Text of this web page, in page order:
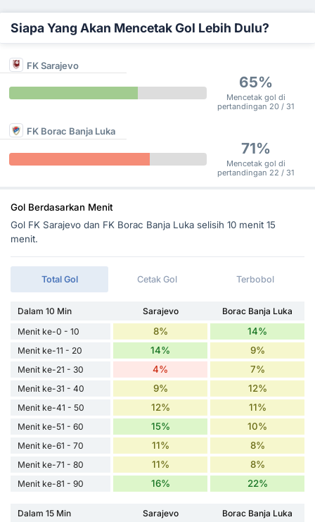
Siapa Yang Akan Mencetak Gol Lebih Dulu?
FK Sarajevo
65%
Mencetak gol di
pertandingan 20 / 31
FK Borac Banja Luka
71%
Mencetak gol di
pertandingan 22 / 31
Gol Berdasarkan Menit
Gol FK Sarajevo dan FK Borac Banja Luka selisih 10 menit 15
menit.
Total Gol Cetak Gol Terbobol
Dalam 10 Min Sarajevo
Borac Banja Luka
Menit ke-0 - 10
8% 14%
Menit ke-11 - 20 14% 9%
Menit ke-21 - 30 4% 7%
Menit ke-31 - 40 9% 12%
Menit ke-41 - 50 12% 11%
Menit ke-51 - 60 15% 10%
Menit ke-61 - 70 11% 8%
Menit ke-71 - 80 11% 8%
Menit ke-81 - 90 16% 22%
Dalam 15 Min Sarajevo
Borac Banja Luka